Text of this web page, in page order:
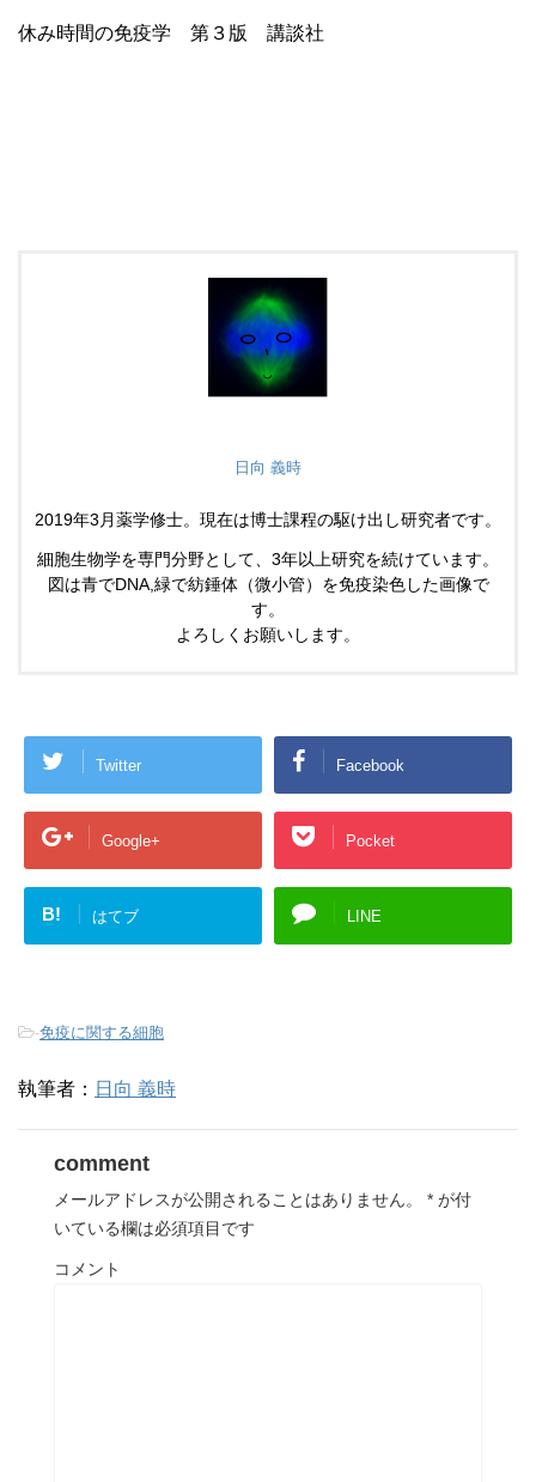
休み時間の免疫学 第３版 講談社
日向 義時
2019年3月薬学修士。現在は博士課程の駆け出し研究者です。
細胞生物学を専門分野として、3年以上研究を続けています。
図は青でDNA,緑で紡錘体（微小管）を免疫染色した画像で
す。
よろしくお願いします。
Twitter Facebook
Google+ Pocket
B! はてブ LINE
-免疫に関する細胞
執筆者： 日向 義時
comment
メールアドレスが公開されることはありません。 * が付
いている欄は必須項目です
コメント